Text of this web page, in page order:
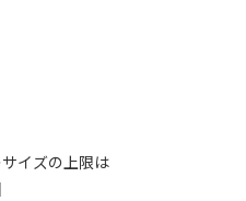
イズの上限は